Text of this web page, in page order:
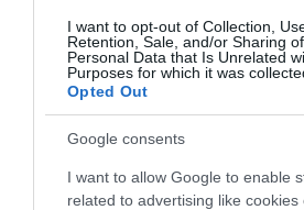
I want to opt-out of Collection,
Retention, Sale, and/or Sharing
Personal Data that Is Unrelated
Purposes for which it was
Opted Out
Google consents
I want to allow Google to enable
related to advertising like cookies
AUTÓIPAR